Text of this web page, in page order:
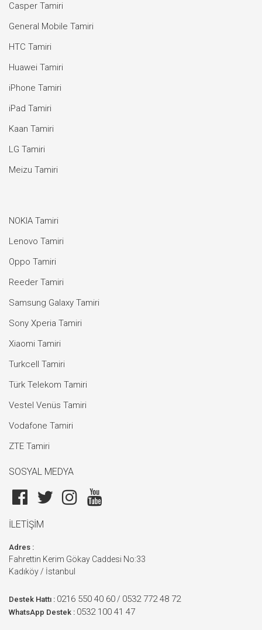
Casper Tamiri
General Mobile Tamiri
HTC Tamiri
Huawei Tamiri
iPhone Tamiri
iPad Tamiri
Kaan Tamiri
LG Tamiri
Meizu Tamiri
NOKIA Tamiri
Lenovo Tamiri
Oppo Tamiri
Reeder Tamiri
Samsung Galaxy Tamiri
Sony Xperia Tamiri
Xiaomi Tamiri
Turkcell Tamiri
Türk Telekom Tamiri
Vestel Venüs Tamiri
Vodafone Tamiri
ZTE Tamiri
SOSYAL MEDYA
İLETİŞİM
Adres :
Fahrettin Kerim Gökay Caddesi No:33
Kadıköy / İstanbul
Destek Hattı : 0216 550 40 60 / 0532 772 48 72
WhatsApp Destek : 0532 100 41 47